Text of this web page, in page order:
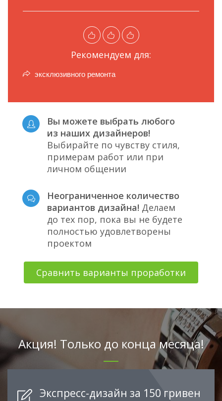
Рекомендуем для:
эксклюзивного ремонта
Вы можете выбрать любого
из наших дизайнеров!
Выбирайте по чувству стиля,
примерам работ или при
личном общении
Неограниченное количество
вариантов дизайна! Делаем
до тех пор, пока вы не будете
полностью удовлетворены
проектом
Сравнить варианты проработки
Акция! Только до конца месяца!
Экспресс-дизайн за 150 гривен